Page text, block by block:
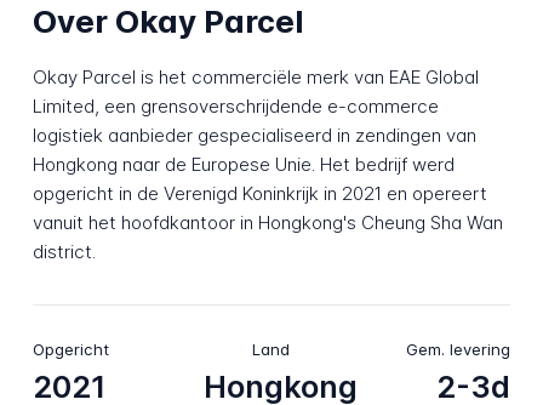
Over Okay Parcel
Okay Parcel is het commerciële merk van EAE Global
Limited, een grensoverschrijdende e-commerce
logistiek aanbieder gespecialiseerd in zendingen van
Hongkong naar de Europese Unie. Het bedrijf werd
opgericht in de Verenigd Koninkrijk in 2021 en opereert
vanuit het hoofdkantoor in Hongkong's Cheung Sha Wan
district.
Opgericht
2021
Land
Hongkong
Gem. levering
2-3d